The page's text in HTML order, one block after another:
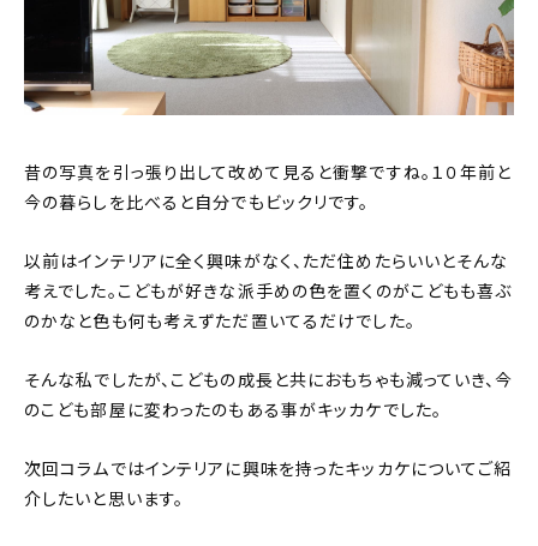
昔の写真を引っ張り出して改めて見ると衝撃ですね。１０年前と
今の暮らしを比べると自分でもビックリです。
以前はインテリアに全く興味がなく、ただ住めたらいいとそんな
考えでした。こどもが好きな派手めの色を置くのがこどもも喜ぶ
のかなと色も何も考えずただ置いてるだけでした。
そんな私でしたが、こどもの成長と共におもちゃも減っていき、今
のこども部屋に変わったのもある事がキッカケでした。
次回コラムではインテリアに興味を持ったキッカケについてご紹
介したいと思います。